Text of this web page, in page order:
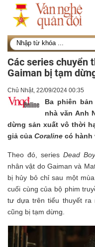
Các series chuyển
Gaiman bị tạm
Chủ Nhật, 22/09/2024 00:35
Ba phiên
nhà văn Anh
dừng sản xuất vô thời
giả của Coraline có hành
Theo đó, series Dead
nhân vật do Gaiman và
bị hủy bỏ chỉ sau một
cuối cùng của bộ phim
tư dựa trên tiểu thuyết ra
cũng bị tạm dừng.